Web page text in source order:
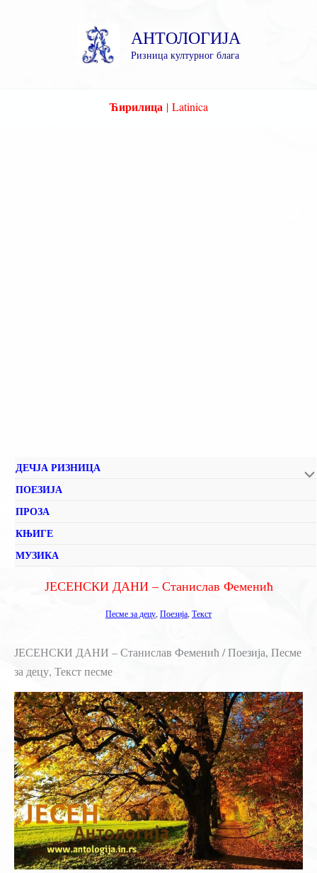
АНТОЛОГИЈА
Ризница културног блага
Ћирилица | Latinica
ДЕЧЈА РИЗНИЦА
ПОЕЗИЈА
ПРОЗА
КЊИГЕ
МУЗИКА
ЈЕСЕНСКИ ДАНИ – Станислав Феменић
Песме за децу, Поезија, Текст
ЈЕСЕНСКИ ДАНИ – Станислав Феменић / Поезија, Песме
за децу, Текст песме